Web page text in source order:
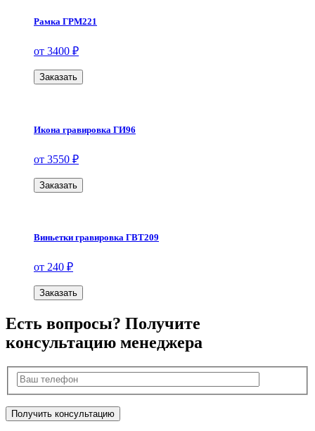
Рамка ГРМ221
от 3400 ₽
Заказать
Икона гравировка ГИ96
от 3550 ₽
Заказать
Виньетки гравировка ГВТ209
от 240 ₽
Заказать
Есть вопросы? Получите
консультацию менеджера